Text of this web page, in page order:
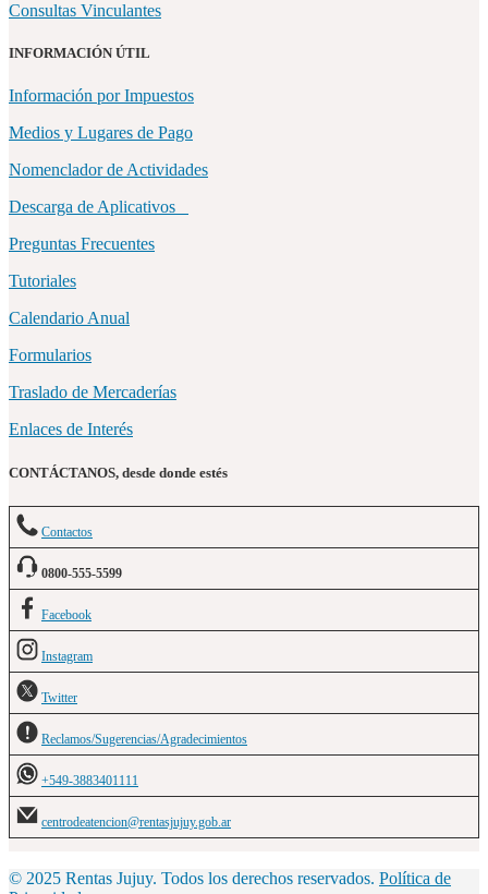
Consultas Vinculantes
INFORMACIÓN ÚTIL
Información por Impuestos
Medios y Lugares de Pago
Nomenclador de Actividades
Descarga de Aplicativos
Preguntas Frecuentes
Tutoriales
Calendario Anual
Formularios
Traslado de Mercaderías
Enlaces de Interés
CONTÁCTANOS, desde donde estés
Contactos
0800-555-5599
Facebook
Instagram
Twitter
Reclamos/Sugerencias/Agradecimientos
+549-3883401111
centrodeatencion@rentasjujuy.gob.ar
© 2025 Rentas Jujuy. Todos los derechos reservados. Política de